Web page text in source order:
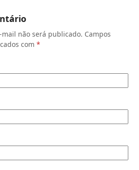
não será publicado. Campos
com*